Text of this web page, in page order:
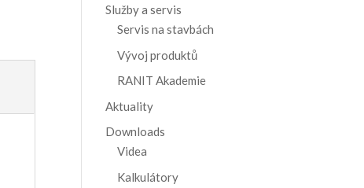
Služby a servis
Servis na stavbách
Vývoj produktů
RANIT Akademie
Aktuality
Downloads
Videa
Kalkulátory